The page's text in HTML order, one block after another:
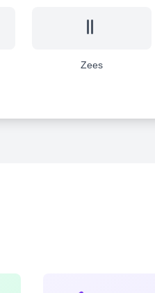
Zees